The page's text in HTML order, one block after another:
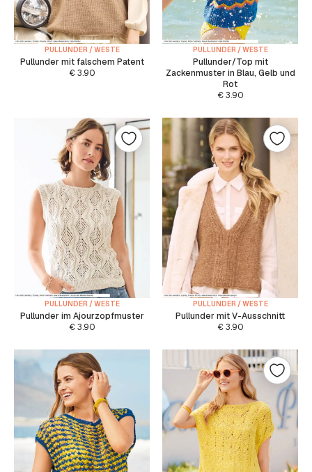
PULLUNDER / WESTE
Pullunder mit falschem Patent
€3.90
PULLUNDER / WESTE
Pullunder/Top mit
Zackenmuster in Blau, Gelb und
Rot
€3.90
PULLUNDER / WESTE
Pullunder im Ajourzopfmuster
€3.90
PULLUNDER / WESTE
Pullunder mit V-Ausschnitt
€3.90